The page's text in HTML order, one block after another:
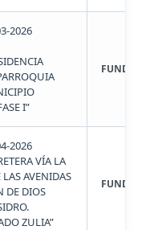
2026
I”
2026
VÍA LA
AVENIDAS
DE DIOS
ZULIA”